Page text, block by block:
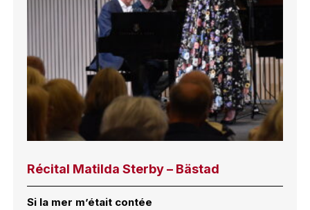
Récital Matilda Sterby – Bästad
Si la mer m’était contée